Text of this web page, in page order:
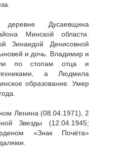
Дусаевщина
Минской области.
Зинаидой Денисовной
и дочь. Владимир и
по стопам отца и
а Людмила
образование. Умер
Ленина (08.04.1971), 2
Звезды (12.04.1945;
«Знак Почёта»